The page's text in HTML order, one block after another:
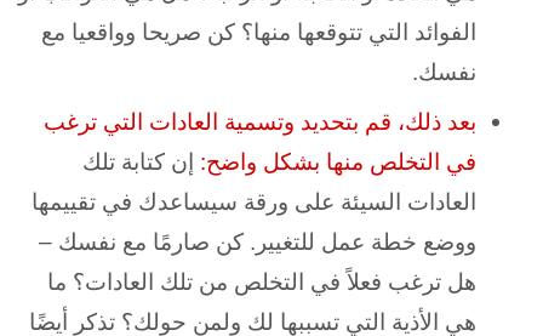
الفوائد التي تتوقعها منها؟ كن صريحا وواقعيا مع
نفسك.
بعد ذلك، قم بتحديد وتسمية العادات التي ترغب
في التخلص منها بشكل واضح: إن كتابة تلك
العادات السيئة على ورقة سيساعدك في تقييمها
ووضع خطة عمل للتغيير. كن صارمًا مع نفسك –
هل ترغب فعلاً في التخلص من تلك العادات؟ ما
هي الأذية التي تسببها لك ولمن حولك؟ تذكر أيضًا